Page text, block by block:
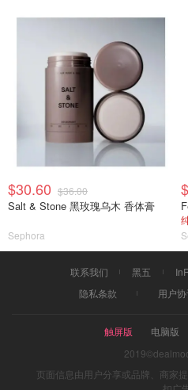
$30.60 $36.00
Salt & Stone 黑玫瑰乌木 香体膏
Sephora
联系我们 黑五
隐私条款
用户
触屏版 电脑版
页面信息由用户分享或品牌、商家